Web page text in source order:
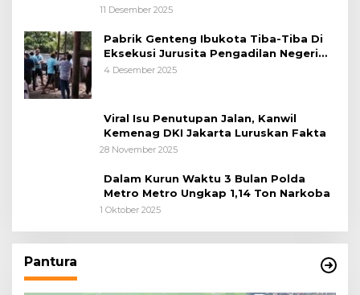
11 Desember 2025
Pabrik Genteng Ibukota Tiba-Tiba Di
Eksekusi Jurusita Pengadilan Negeri
Tangerang, Diduga Cacat Hukum Sejak
4 Desember 2025
Viral Isu Penutupan Jalan, Kanwil
Kemenag DKI Jakarta Luruskan Fakta
28 November 2025
Dalam Kurun Waktu 3 Bulan Polda
Metro Metro Ungkap 1,14 Ton Narkoba
1 Oktober 2025
Pantura